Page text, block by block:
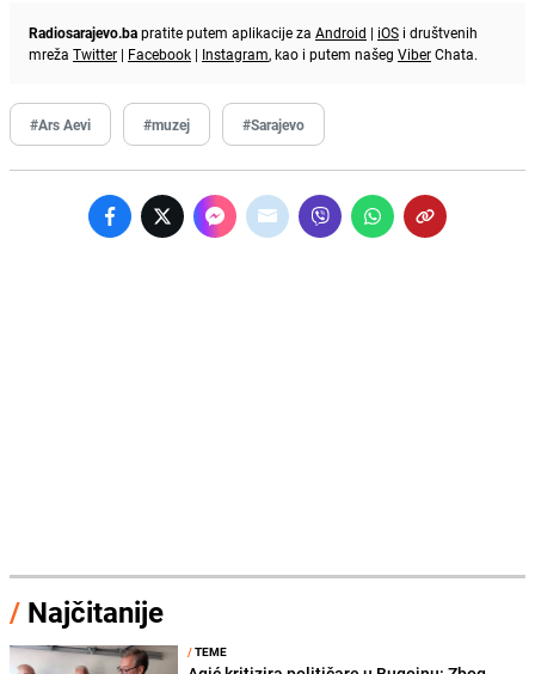
Radiosarajevo.bapratite putem aplikacije za Android | iOS i društvenih
mreža Twitter | Facebook | Instagram, kao i putem našeg ViberChata.
#Ars Aevi #muzej #Sarajevo
/ Najčitanije
/TEME